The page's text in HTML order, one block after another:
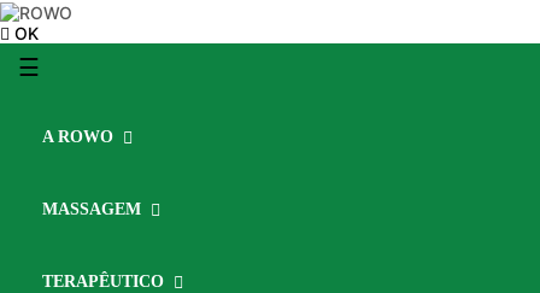
OK
Toggle
☰
A ROWO
MASSAGEM
TERAPÊUTICO